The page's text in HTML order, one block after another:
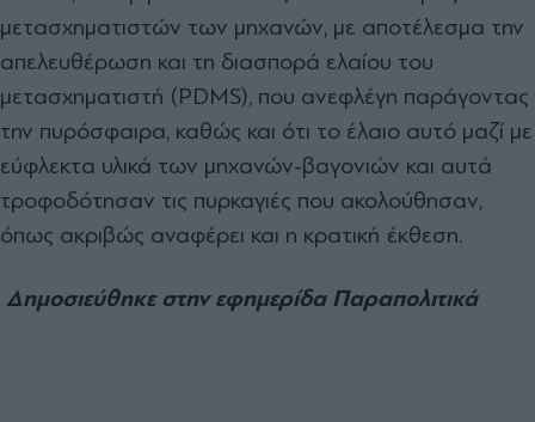
µετασχηµατιστών των µηχανών, µε αποτέλεσµα την
απελευθέρωση και τη διασπορά ελαίου του
µετασχηµατιστή (PDMS), που ανεφλέγη παράγοντας
την πυρόσφαιρα, καθώς και ότι το έλαιο αυτό µαζί µε
εύφλεκτα υλικά των µηχανών-βαγονιών και αυτά
τροφοδότησαν τις πυρκαγιές που ακολούθησαν,
όπως ακριβώς αναφέρει και η κρατική έκθεση.
Δημοσιεύθηκε στην εφημερίδα Παραπολιτικά